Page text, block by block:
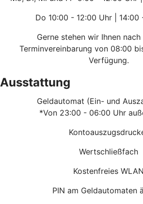
Do 10:00 - 12:00 Uhr | 14:00
Gerne stehen wir Ihnen
Terminvereinbarung von 08:00
Verfügung.
Ausstattung
Geldautomat (Ein- und
*Von 23:00 - 06:00 Uhr
Wertschließfach
Kostenfreies WLAN
PIN am Geldautomaten